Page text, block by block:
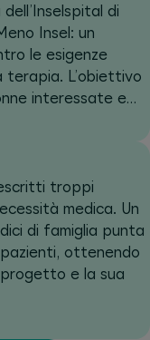
di
Insel: un
le esigenze
terapia. L’obiettivo
interessate e
troppi
medica. Un
di famiglia punta
pazienti, ottenendo
progetto e la sua